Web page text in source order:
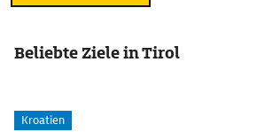
Beliebte Ziele in Tirol
Kroatien